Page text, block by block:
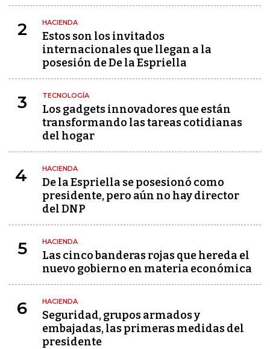
2 HACIENDA
Estos son los invitados
internacionales que llegan a la
posesión de De la Espriella
3 TECNOLOGÍA
Los gadgets innovadores que están
transformando las tareas cotidianas
del hogar
4 HACIENDA
De la Espriella se posesionó como
presidente, pero aún no hay director
del DNP
5 HACIENDA
Las cinco banderas rojas que hereda el
nuevo gobierno en materia económica
6 HACIENDA
Seguridad, grupos armados y
embajadas, las primeras medidas del
presidente